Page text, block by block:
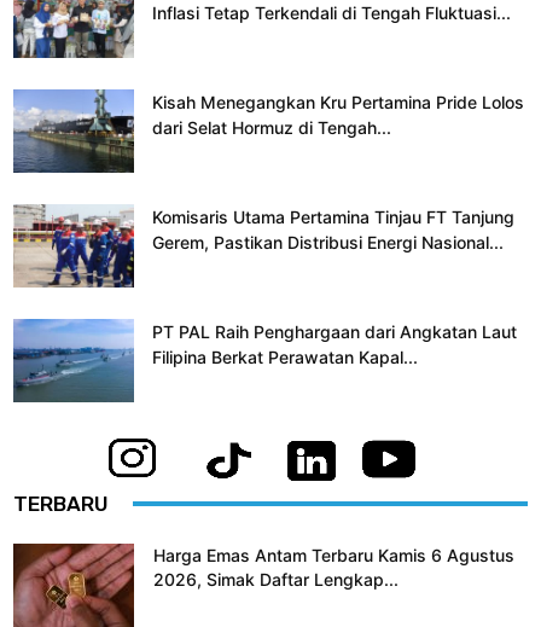
Inflasi Tetap Terkendali di Tengah Fluktuasi...
Kisah Menegangkan Kru Pertamina Pride Lolos
dari Selat Hormuz di Tengah...
Komisaris Utama Pertamina Tinjau FT Tanjung
Gerem, Pastikan Distribusi Energi Nasional...
PT PAL Raih Penghargaan dari Angkatan Laut
Filipina Berkat Perawatan Kapal...
TERBARU
Harga Emas Antam Terbaru Kamis 6 Agustus
2026, Simak Daftar Lengkap...